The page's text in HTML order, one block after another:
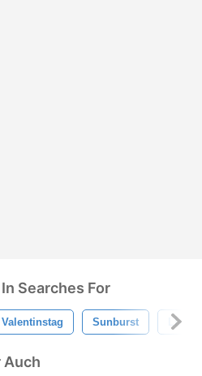
Searches For
Valentinstag Sunburst Liebe